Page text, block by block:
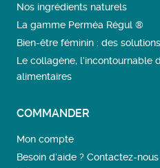
Nos ingrédients naturels
La gamme Perméa Régul ®
Bien-être féminin : des
Le collagène, l’incontournable
alimentaires
COMMANDER
Mon compte
Besoin d’aide ? Contactez-nous